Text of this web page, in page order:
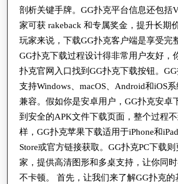
剖析关键手牌。GG扑克平台信息还包括
家可获 rakeback 和专属奖金，提升长期
玩家来说，下载GG扑克客户端是享受完
GG扑克下载过程设计得非常用户友好，
扑克官网入口找到GG扑克下载按钮。
支持Windows、macOS、Android和iOS
兼容。假如你是安卓用户，GG扑克安卓
到安全的APK文件下载页面，整个过程
样，GG扑克苹果下载适用于iPhone和
Store或官方链接获取。GG扑克PC下载
家，提供高清图形和多桌支持，让你同
不卡顿。 首先，让我们来了解GG扑克的